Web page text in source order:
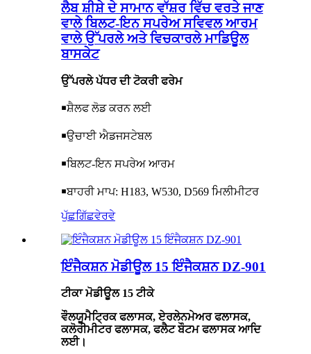
ਲੈਬ ਸ਼ੀਸ਼ੇ ਦੇ ਸਾਮਾਨ ਵਾੱਸ਼ਰ ਵਿੱਚ ਵਰਤੇ ਜਾਣ
ਵਾਲੇ ਬਿਲਟ-ਇਨ ਸਪਰੇਅ ਸਵਿਵਲ ਆਰਮ
ਵਾਲੇ ਉੱਪਰਲੇ ਅਤੇ ਵਿਚਕਾਰਲੇ ਮਾਡਿਊਲ
ਬਾਸਕੇਟ
ਉੱਪਰਲੇ ਪੱਧਰ ਦੀ ਟੋਕਰੀ ਫਰੇਮ
￭ਸ਼ੈਲਫ ਲੋਡ ਕਰਨ ਲਈ
￭ਉਚਾਈ ਐਡਜਸਟੇਬਲ
￭ਬਿਲਟ-ਇਨ ਸਪਰੇਅ ਆਰਮ
￭ਬਾਹਰੀ ਮਾਪ: H183, W530, D569 ਮਿਲੀਮੀਟਰ
ਪੁੱਛਗਿੱਛਵੇਰਵੇ
ਇੰਜੈਕਸ਼ਨ ਮੋਡੀਊਲ 15 ਇੰਜੈਕਸ਼ਨ DZ-901
ਟੀਕਾ ਮੋਡੀਊਲ 15 ਟੀਕੇ
ਵੌਲਯੂਮੈਟ੍ਰਿਕ ਫਲਾਸਕ, ਏਰਲੇਨਮੇਅਰ ਫਲਾਸਕ,
ਕਲੋਰੀਮੀਟਰ ਫਲਾਸਕ, ਫਲੈਟ ਬੌਟਮ ਫਲਾਸਕ ਆਦਿ
ਲਈ।